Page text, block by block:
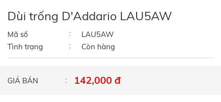
Dùi trống D'Addario LAU5AW
Mã số
LAU5AW
Tình trạng
Còn hàng
GIÁ BÁN 142,000 đ